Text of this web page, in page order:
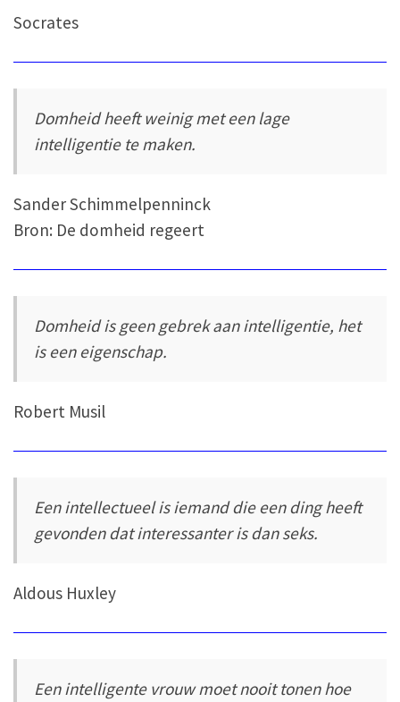
Socrates
Domheid heeft weinig met een lage
intelligentie te maken.
Sander Schimmelpenninck
Bron: De domheid regeert
Domheid is geen gebrek aan intelligentie, het
is een eigenschap.
Robert Musil
Een intellectueel is iemand die een ding heeft
gevonden dat interessanter is dan seks.
Aldous Huxley
Een intelligente vrouw moet nooit tonen hoe